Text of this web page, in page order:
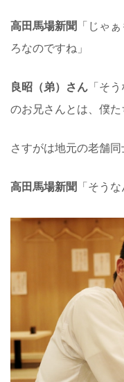
高田馬場新聞 「じゃ
ろなのですね」
良昭（弟）さん 「そ
のお兄さんとは、僕た
さすがは地元の老舗同
高田馬場新聞 「そう